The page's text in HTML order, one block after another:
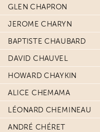
GLEN CHAPRON
JEROME CHARYN
BAPTISTE CHAUBARD
DAVID CHAUVEL
HOWARD CHAYKIN
ALICE CHEMAMA
LÉONARD CHEMINEAU
ANDRÉ CHÉRET